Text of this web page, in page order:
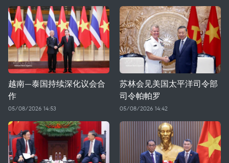
越南—泰国持续深化议会合
作
05/08/2026 14:53
苏林会见美国太平洋司令部
司令帕帕罗
05/08/2026 14:42